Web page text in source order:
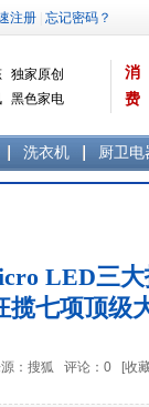
独家原创
黑色家电
消
费
洗衣机 厨卫电
LED三大
揽七项顶级
：搜狐 评论： 0 [收